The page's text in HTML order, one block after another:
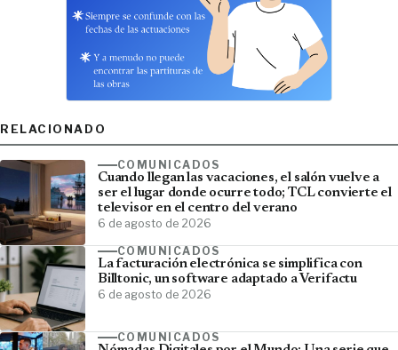
RELACIONADO
COMUNICADOS
Cuando llegan las vacaciones, el salón vuelve a
ser el lugar donde ocurre todo; TCL convierte el
televisor en el centro del verano
6 de agosto de 2026
COMUNICADOS
La facturación electrónica se simplifica con
Billtonic, un software adaptado a Verifactu
6 de agosto de 2026
COMUNICADOS